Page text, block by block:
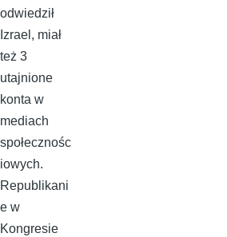
odwiedził
Izrael, miał
też 3
utajnione
konta w
mediach
społecznośc
iowych.
Republikani
e w
Kongresie